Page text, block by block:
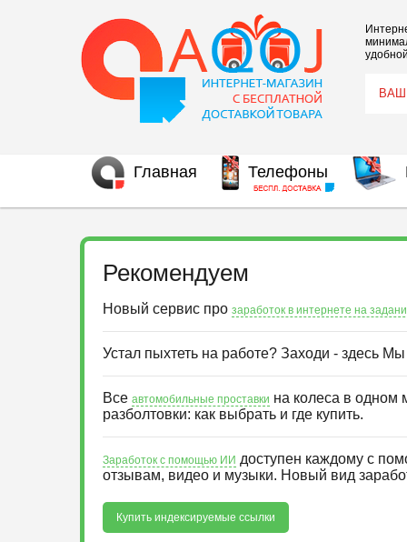
Главная Телефоны
Рекомендуем
Новый сервис про заработок в интернете на
Устал пыхтеть на работе? Заходи - здесь
Все автомобильные проставки на колеса в одном
разболтовки: как выбрать и где купить.
Заработок с помощью ИИ доступен каждому с
отзывам, видео и музыки. Новый вид
Купить индексируемые ссылки